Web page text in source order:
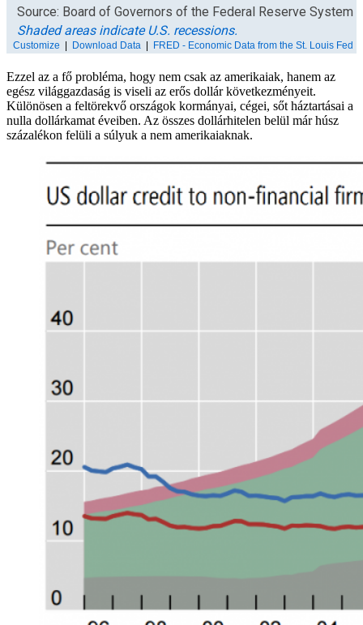
Ezzel az a fő probléma, hogy nem csak az amerikaiak, hanem az
egész világgazdaság is viseli az erős dollár következményeit.
Különösen a feltörekvő országok kormányai, cégei, sőt háztartásai a
nulla dollárkamat éveiben. Az összes dollárhitelen belül már húsz
százalékon felüli a súlyuk a nem amerikaiaknak.